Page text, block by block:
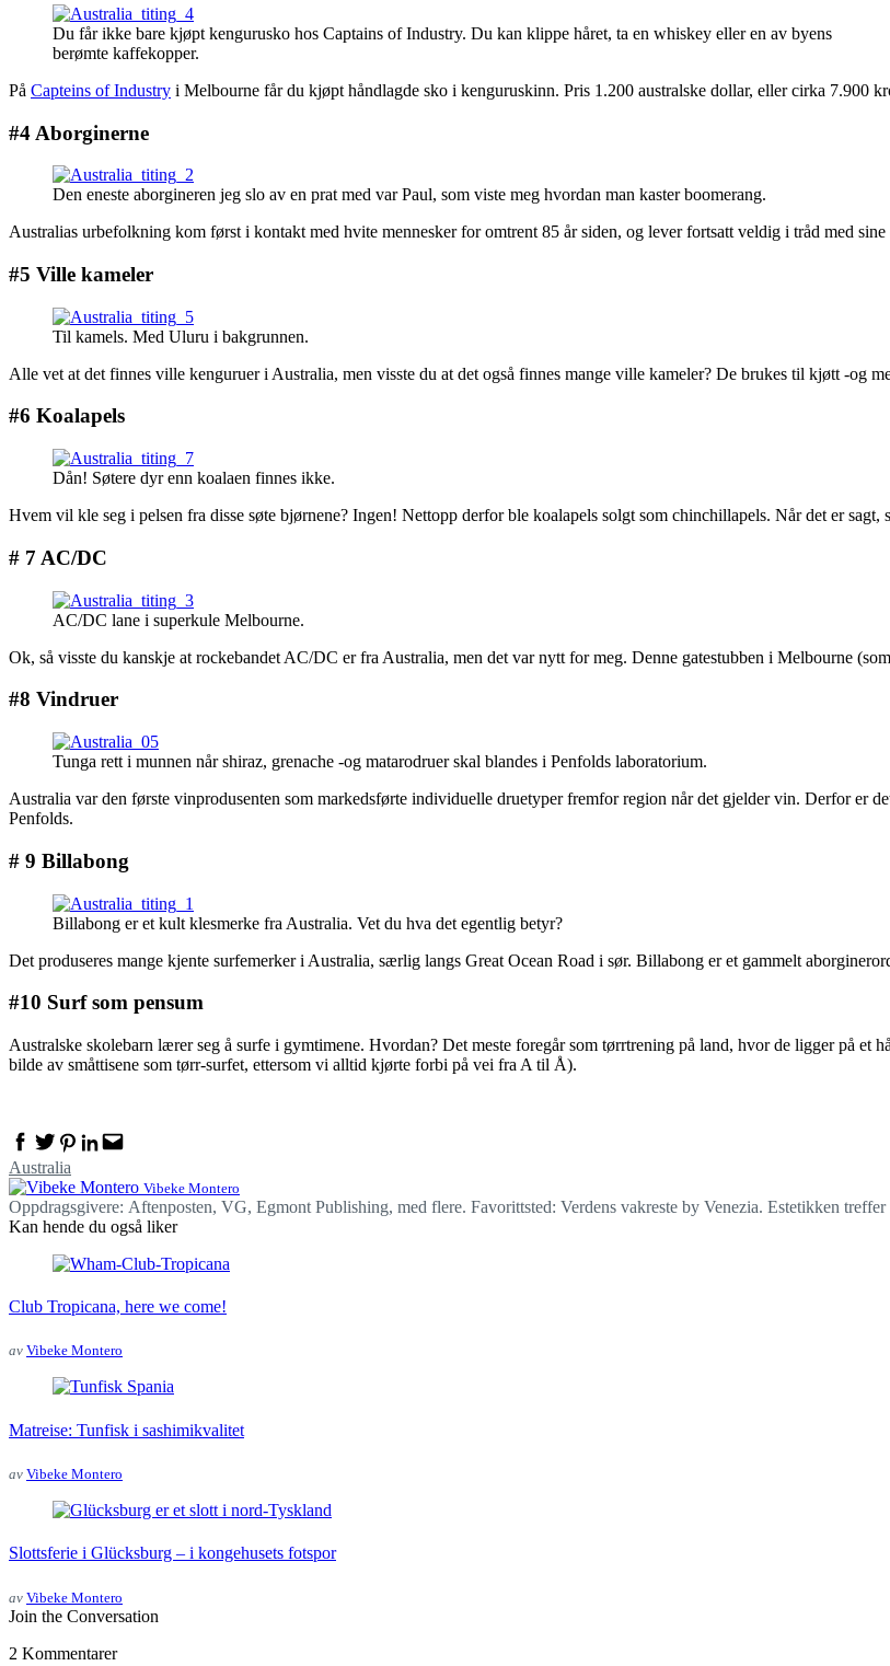
Du får ikke bare kjøpt kengurusko hos Captains of Industry. Du kan klippe håret, ta en whiskey eller en av byens
berømte kaffekopper.
På Capteins of Industry i Melbourne får du kjøpt håndlagde sko i kenguruskinn. Pris 1.200 australske dollar, eller cirka 7.900
#4 Aborginerne
Den eneste aborgineren jeg slo av en prat med var Paul, som viste meg hvordan man kaster boomerang.
Australias urbefolkning kom først i kontakt med hvite mennesker for omtrent 85 år siden, og lever fortsatt veldig i tråd med
#5 Ville kameler
Til kamels. Med Uluru i bakgrunnen.
Alle vet at det finnes ville kenguruer i Australia, men visste du at det også finnes mange ville kameler? De brukes til kjøtt -og
#6 Koalapels
Dån! Søtere dyr enn koalaen finnes ikke.
Hvem vil kle seg i pelsen fra disse søte bjørnene? Ingen! Nettopp derfor ble koalapels solgt som chinchillapels. Når det er
# 7 AC/DC
AC/DC lane i superkule Melbourne.
Ok, så visste du kanskje at rockebandet AC/DC er fra Australia, men det var nytt for meg. Denne gatestubben i Melbourne
#8 Vindruer
Tunga rett i munnen når shiraz, grenache -og matarodruer skal blandes i Penfolds laboratorium.
Australia var den første vinprodusenten som markedsførte individuelle druetyper fremfor region når det gjelder vin. Derfor er
Penfolds.
# 9 Billabong
Billabong er et kult klesmerke fra Australia. Vet du hva det egentlig betyr?
Det produseres mange kjente surfemerker i Australia, særlig langs Great Ocean Road i sør. Billabong er et gammelt
#10 Surf som pensum
Australske skolebarn lærer seg å surfe i gymtimene. Hvordan? Det meste foregår som tørrtrening på land, hvor de ligger på et
bilde av småttisene som tørr-surfet, ettersom vi alltid kjørte forbi på vei fra A til Å).
Facebook
TwitterPinterest
Linkedin
Email
Australia
Vibeke Montero
Oppdragsgivere: Aftenposten, VG, Egmont Publishing, med flere. Favorittsted: Verdens vakreste by Venezia. Estetikken
Kan hende du også liker
Club Tropicana, here we come!
av Vibeke Montero
Matreise: Tunfisk i sashimikvalitet
av Vibeke Montero
Slottsferie i Glücksburg – i kongehusets fotspor
av Vibeke Montero
Join the Conversation
2 Kommentarer